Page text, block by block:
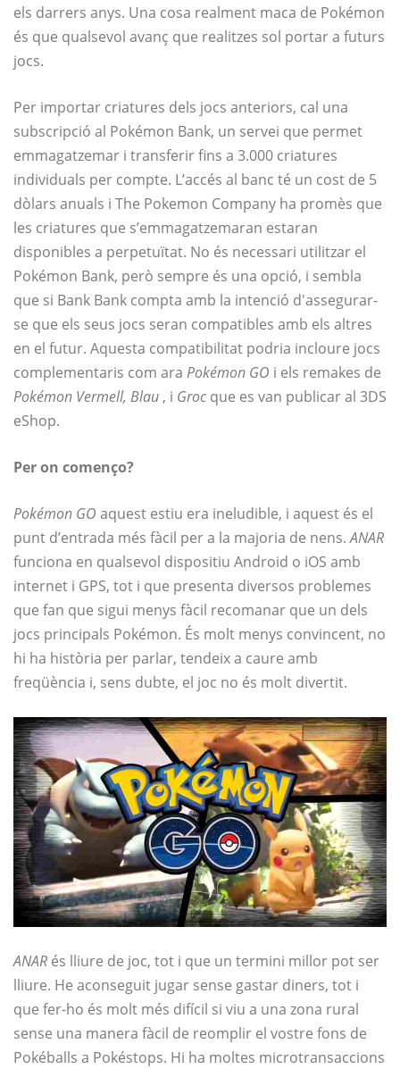
els darrers anys. Una cosa realment maca de Pokémon
és que qualsevol avanç que realitzes sol portar a futurs
jocs.
Per importar criatures dels jocs anteriors, cal una
subscripció al Pokémon Bank, un servei que permet
emmagatzemar i transferir fins a 3.000 criatures
individuals per compte. L’accés al banc té un cost de 5
dòlars anuals i The Pokemon Company ha promès que
les criatures que s’emmagatzemaran estaran
disponibles a perpetuïtat. No és necessari utilitzar el
Pokémon Bank, però sempre és una opció, i sembla
que si Bank Bank compta amb la intenció d'assegurar-
se que els seus jocs seran compatibles amb els altres
en el futur. Aquesta compatibilitat podria incloure jocs
complementaris com ara Pokémon GO i els remakes de
Pokémon Vermell, Blau , i Groc que es van publicar al 3DS
eShop.
Per on començo?
Pokémon GO aquest estiu era ineludible, i aquest és el
punt d’entrada més fàcil per a la majoria de nens.ANAR
funciona en qualsevol dispositiu Android o iOS amb
internet i GPS, tot i que presenta diversos problemes
que fan que sigui menys fàcil recomanar que un dels
jocs principals Pokémon. És molt menys convincent, no
hi ha història per parlar, tendeix a caure amb
freqüència i, sens dubte, el joc no és molt divertit.
ANAR és lliure de joc, tot i que un termini millor pot ser
lliure. He aconseguit jugar sense gastar diners, tot i
que fer-ho és molt més difícil si viu a una zona rural
sense una manera fàcil de reomplir el vostre fons de
Pokéballs a Pokéstops. Hi ha moltes microtransaccions